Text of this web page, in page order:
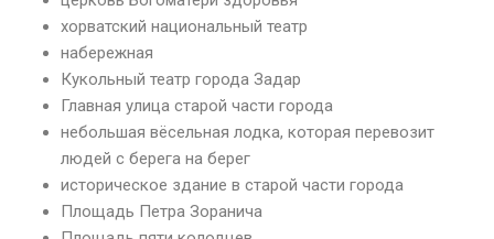
хорватский национальный театр
набережная
Кукольный театр города Задар
Главная улица старой части города
небольшая вёсельная лодка, которая перевозит
людей с берега на берег
историческое здание в старой части города
Площадь Петра Зоранича